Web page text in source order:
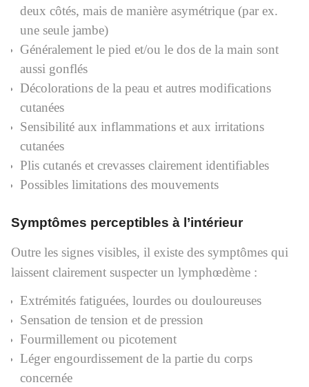
deux côtés, mais de manière asymétrique (par ex.
une seule jambe)
Généralement le pied et/ou le dos de la main sont
aussi gonflés
Décolorations de la peau et autres modifications
cutanées
Sensibilité aux inflammations et aux irritations
cutanées
Plis cutanés et crevasses clairement identifiables
Possibles limitations des mouvements
Symptômes perceptibles à l’intérieur
Outre les signes visibles, il existe des symptômes qui
laissent clairement suspecter un lymphœdème :
Extrémités fatiguées, lourdes ou douloureuses
Sensation de tension et de pression
Fourmillement ou picotement
Léger engourdissement de la partie du corps
concernée